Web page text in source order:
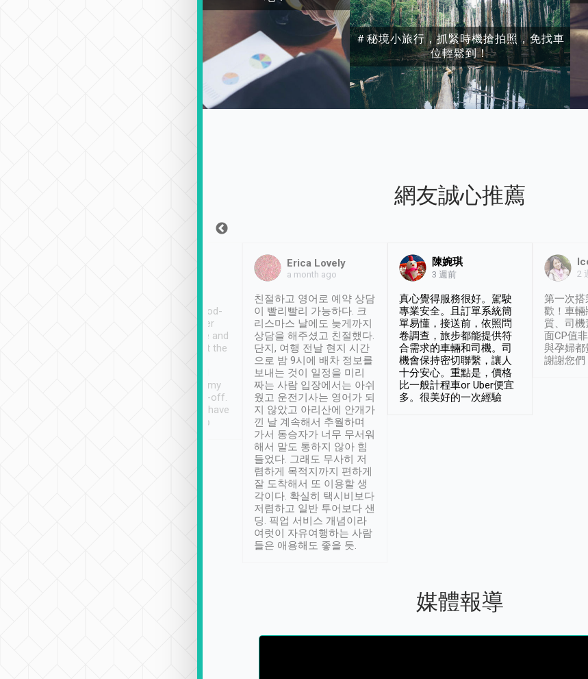
＃秘境小旅行，抓緊時機搶拍照，免找車
位輕鬆到！
網友誠心推薦
service, vehicles in good-
condition and the driver
service was awesome and
thoughtful. Driver went the
have safely arrived at my
destination after drop-off.
Definitely something I have
not seen elsewhere 👍
Erica Lovely
a month ago
친절하고 영어로 예약 상담
이 빨리빨리 가능하다. 크
리스마스 날에도 늦게까지
상담을 해주셨고 친절했다.
단지, 여행 전날 현지 시간
으로 밤 9시에 배차 정보를
보내는 것이 일정을 미리
짜는 사람 입장에서는 아쉬
웠고 운전기사는 영어가 되
지 않았고 아리산에 안개가
낀 날 계속해서 추월하며
가서 동승자가 너무 무서워
해서 말도 통하지 않아 힘
들었다. 그래도 무사히 저
렴하게 목적지까지 편하게
잘 도착해서 또 이용할 생
각이다. 확실히 택시비보다
저렴하고 일반 투어보다 샌
딩. 픽업 서비스 개념이라
여럿이 자유여행하는 사람
들은 애용해도 좋을 듯.
陳婉琪
3 週前
真心覺得服務很好。駕駛
專業安全。且訂單系統簡
單易懂，接送前，依照問
卷調查，旅步都能提供符
合需求的車輛和司機。司
機會保持密切聯繫，讓人
十分安心。重點是，價格
比一般計程車or Uber便宜
多。很美好的一次經驗
2
第一次搭
歡！車輛
質、司
面CP值
與孕婦都
謝謝您們
媒體報導